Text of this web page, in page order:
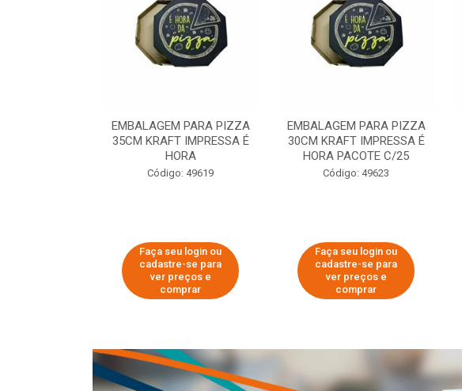
EMBALAGEM PARA PIZZA
35CM KRAFT IMPRESSA É
HORA
Código: 49619
Faça seu login ou
cadastre-se para
ver preços e
comprar
EMBALAGEM PARA PIZZA
30CM KRAFT IMPRESSA É
HORA PACOTE C/25
Código: 49623
Faça seu login ou
cadastre-se para
ver preços e
comprar